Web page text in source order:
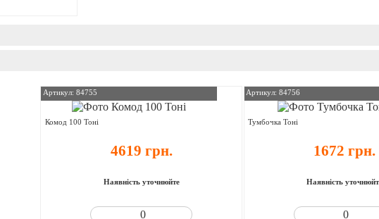
Артикул: 84755
Комод 100 Тоні
4619 грн.
Наявність уточнюйте
Артикул: 84756
Тумбочка Тоні
1672 грн.
Наявність